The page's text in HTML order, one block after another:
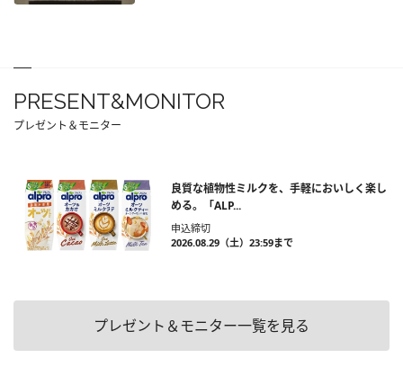
PRESENT&MONITOR
プレゼント＆モニター
良質な植物性ミルクを、手軽においしく楽し
める。「ALP...
申込締切
2026.08.29（土）23:59まで
プレゼント＆モニター一覧を見る